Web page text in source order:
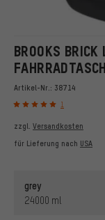
BROOKS
Artikel-Nr.: 38714
1
zzgl. Versandkosten
für Lieferung nach USA
grey
24000 ml